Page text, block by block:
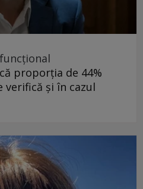
proporția de 44%
verifică și în cazul